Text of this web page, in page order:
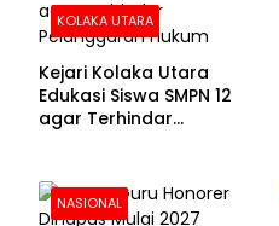
KOLAKA UTARA
Kejari Kolaka Utara
Edukasi Siswa SMPN 12
agar Terhindar
NASIONAL